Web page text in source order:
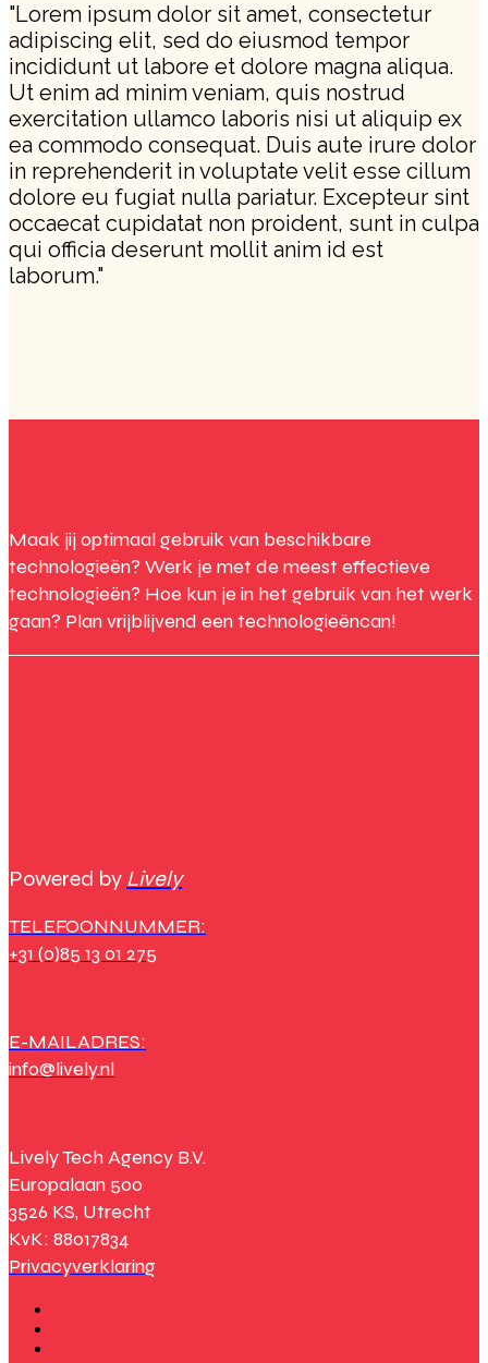
"Lorem ipsum dolor sit amet, consectetur
adipiscing elit, sed do eiusmod tempor
incididunt ut labore et dolore magna aliqua.
Ut enim ad minim veniam, quis nostrud
exercitation ullamco laboris nisi ut aliquip ex
ea commodo consequat. Duis aute irure dolor
in reprehenderit in voluptate velit esse cillum
dolore eu fugiat nulla pariatur. Excepteur sint
occaecat cupidatat non proident, sunt in culpa
qui officia deserunt mollit anim id est
laborum."
Maak jij optimaal gebruik van beschikbare
technologieën? Werk je met de meest effectieve
technologieën? Hoe kun je in het gebruik van het werk
gaan? Plan vrijblijvend een technologieëncan!
Powered by Lively
TELEFOONNUMMER:
+31 (0)85 13 01 275
E-MAILADRES:
info@lively.nl
Lively Tech Agency B.V.
Europalaan 500
3526 KS, Utrecht
KvK: 88017834
Privacyverklaring